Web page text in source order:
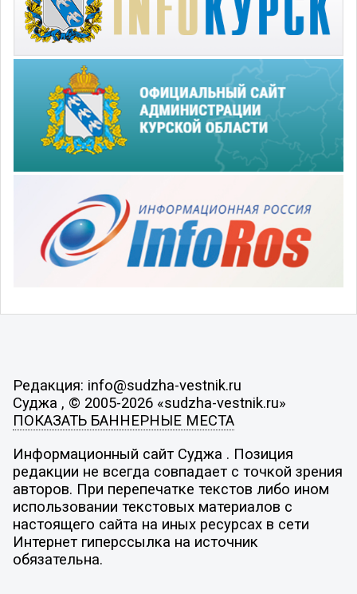
Редакция: info@sudzha-vestnik.ru
Суджа , © 2005-2026 «sudzha-vestnik.ru»
ПОКАЗАТЬ БАННЕРНЫЕ МЕСТА
Информационный сайт Суджа . Позиция
редакции не всегда совпадает с точкой зрения
авторов. При перепечатке текстов либо ином
использовании текстовых материалов с
настоящего сайта на иных ресурсах в сети
Интернет гиперссылка на источник
обязательна.